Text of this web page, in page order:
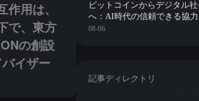
用は、
で、東方
の創設
イザー
ビットコインからデジタル社
へ：AI時代の信頼できる協
序の再構築
08-06
記事ディレクトリ